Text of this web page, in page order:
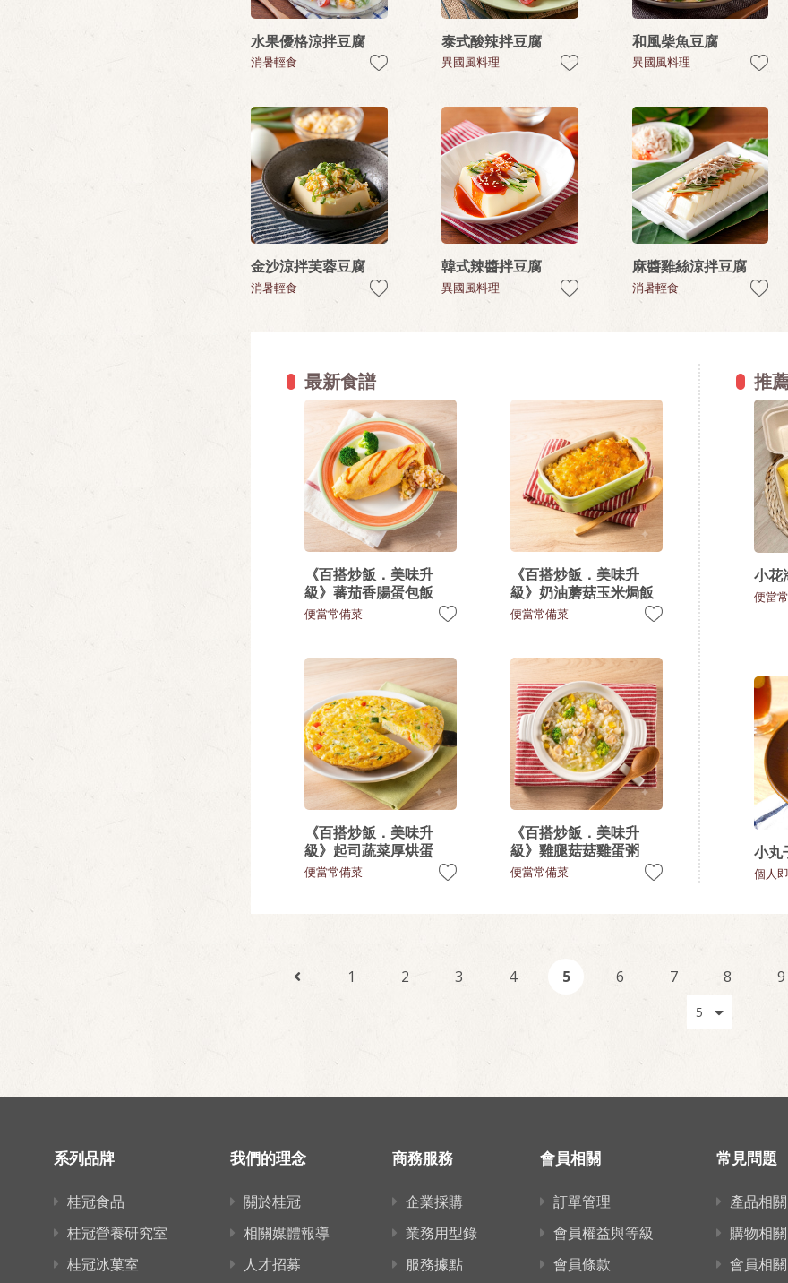
水果優格涼拌豆腐
消暑輕食
泰式酸辣拌豆腐
異國風料理
和風柴魚豆腐
異國風料理
金沙涼拌芙蓉豆腐
消暑輕食
韓式辣醬拌豆腐
異國風料理
麻醬雞絲涼拌豆腐
消暑輕食
最新食譜
《百搭炒飯．美味升
級》蕃茄香腸蛋包飯
便當常備菜
《百搭炒飯．美味升
級》奶油蘑菇玉米焗飯
便當常備菜
《百搭炒飯．美味升
級》起司蔬菜厚烘蛋
便當常備菜
《百搭炒飯．美味升
級》雞腿菇菇雞蛋粥
便當常備菜
推
小花
便當
小丸
個人
1 2 3 4 5 6 7 8 9
系列品牌
桂冠食品
桂冠營養研究室
桂冠冰菓室
我們的理念
關於桂冠
相關媒體報導
人才招募
商務服務
企業採購
業務用型錄
服務據點
會員相關
訂單管理
會員權益與等級
會員條款
常見問題
產品相關
購物相關
會員相關